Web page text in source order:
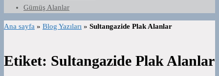
Gümüş Alanlar
Ana sayfa » Blog Yazıları » Sultangazide Plak Alanlar
Etiket: Sultangazide Plak Alanlar